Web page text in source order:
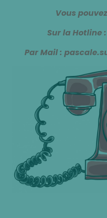
Vous
Sur la Hotline
Par Mail :